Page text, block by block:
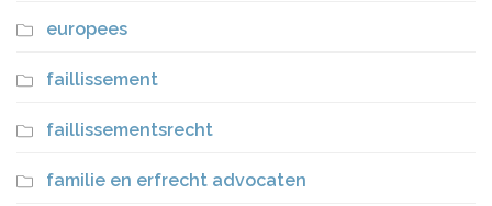
europees
faillissement
faillissementsrecht
familie en erfrecht advocaten